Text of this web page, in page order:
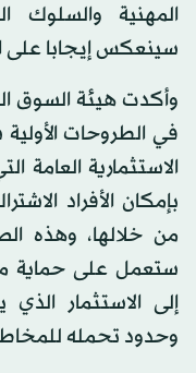
المهنية
سينعكس إيجابا
وأكدت هيئة السوق
في الطروحات
الاستثمارية
بإمكان الأفراد
من خلالها، وهذه
ستعمل على حماية
إلى الاستثمار
وحدود تحمله